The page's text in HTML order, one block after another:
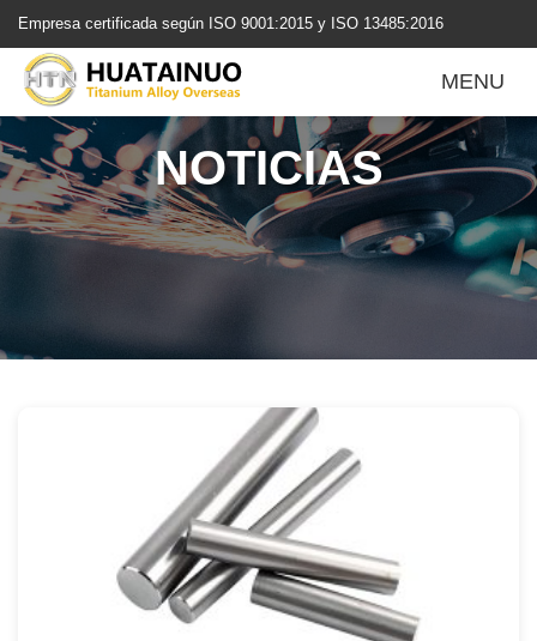
转
Empresa certificada según ISO 9001:2015 y ISO 13485:2016
MENU
NOTICIAS